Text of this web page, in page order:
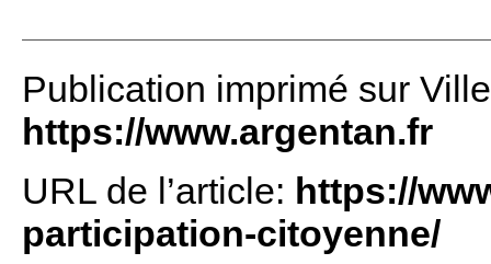
Publication imprimé sur
https://www.argentan.fr
URL de l’article: https://
participation-citoyenne/